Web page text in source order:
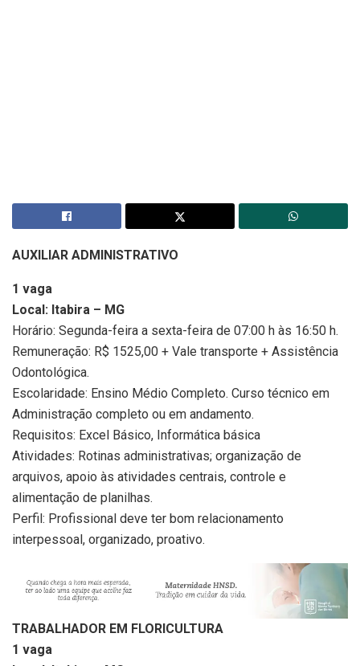
AUXILIAR ADMINISTRATIVO
1 vaga
Local: Itabira – MG
Horário: Segunda-feira a sexta-feira de 07:00 h às 16:50 h.
Remuneração: R$ 1525,00 + Vale transporte + Assistência
Odontológica.
Escolaridade: Ensino Médio Completo. Curso técnico em
Administração completo ou em andamento.
Requisitos: Excel Básico, Informática básica
Atividades: Rotinas administrativas; organização de
arquivos, apoio às atividades centrais, controle e
alimentação de planilhas.
Perfil: Profissional deve ter bom relacionamento
interpessoal, organizado, proativo.
TRABALHADOR EM FLORICULTURA
1 vaga